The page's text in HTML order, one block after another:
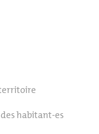
habitant-es